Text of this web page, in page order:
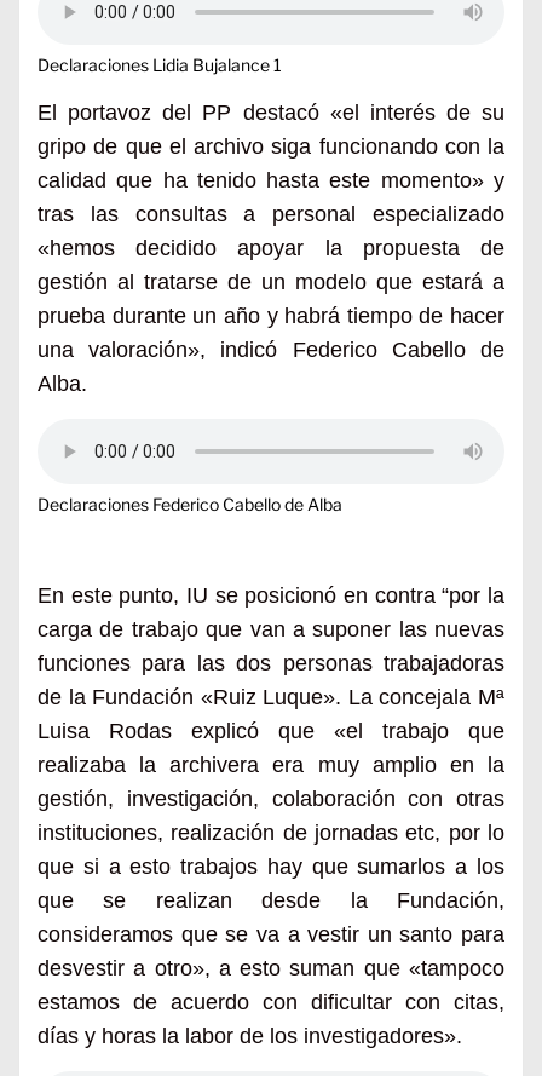
Declaraciones Lidia Bujalance 1
El portavoz del PP destacó «el interés de su
gripo de que el archivo siga funcionando con la
calidad que ha tenido hasta este momento» y
tras las consultas a personal especializado
«hemos decidido apoyar la propuesta de
gestión al tratarse de un modelo que estará a
prueba durante un año y habrá tiempo de hacer
una valoración», indicó Federico Cabello de
Alba.
Declaraciones Federico Cabello de Alba
En este punto, IU se posicionó en contra “por la
carga de trabajo que van a suponer las nuevas
funciones para las dos personas trabajadoras
de la Fundación «Ruiz Luque». La concejala Mª
Luisa Rodas explicó que «el trabajo que
realizaba la archivera era muy amplio en la
gestión, investigación, colaboración con otras
instituciones, realización de jornadas etc, por lo
que si a esto trabajos hay que sumarlos a los
que se realizan desde la Fundación,
consideramos que se va a vestir un santo para
desvestir a otro», a esto suman que «tampoco
estamos de acuerdo con dificultar con citas,
días y horas la labor de los investigadores».